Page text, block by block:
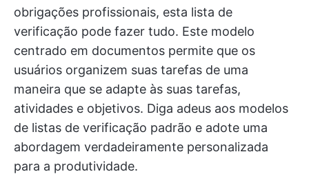
obrigações profissionais, esta lista de
verificação pode fazer tudo. Este modelo
centrado em documentos permite que os
usuários organizem suas tarefas de uma
maneira que se adapte às suas tarefas,
atividades e objetivos. Diga adeus aos modelos
de listas de verificação padrão e adote uma
abordagem verdadeiramente personalizada
para a produtividade.